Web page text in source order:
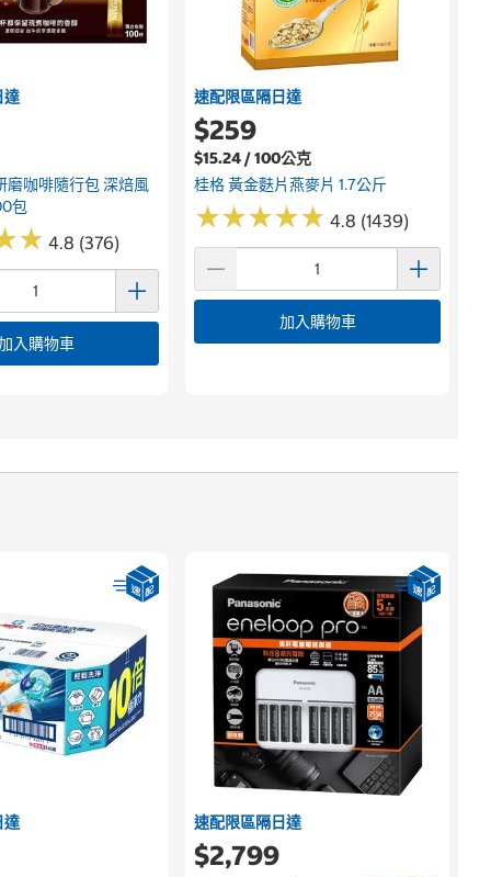
達
磨咖啡隨行包 深焙風
包
★
★ 4.8 (376)
入購物車
速配限區隔日達
$259
$15.24 / 100公克
桂格 黃金麩片燕麥片 1.7公斤
★★★★★
★★★★★ 4.8 (1439)
加入購物車
達 速配限區隔日達
$2,799